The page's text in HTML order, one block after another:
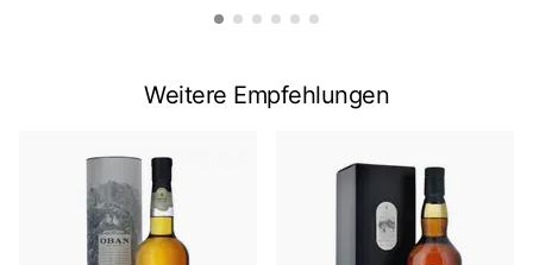
Weitere Empfehlungen